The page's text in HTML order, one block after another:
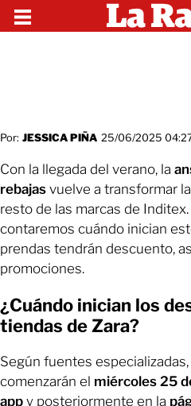
Por: JESSICA PIÑA 25/06/2025
Con la llegada del verano, la
rebajas vuelve a transformar
resto de las marcas de Inditex.
contaremos cuándo inician
prendas tendrán descuento,
promociones.
¿Cuándo inician los
tiendas de Zara?
Según fuentes especializadas,
comenzarán el miércoles 25
app y posteriormente en la